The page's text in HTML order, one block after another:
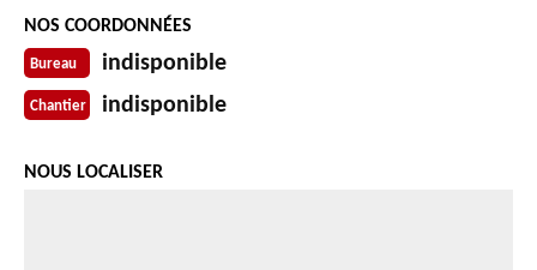
NOS COORDONNÉES
Bureau indisponible
Chantier indisponible
NOUS LOCALISER